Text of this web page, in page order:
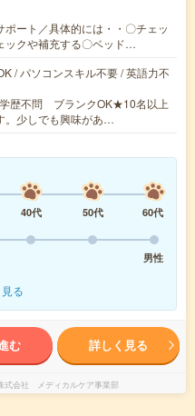
ート／具体的には・・〇チェッ
ックや補充する〇ベッド…
/ パソコンスキル不要 / 英語力不
歴不問 ブランクOK★10名以上
。少しでも興味があ…
40代 50代
60代
男性
る
む 詳しく見る
式会社 メディカルケア事業部